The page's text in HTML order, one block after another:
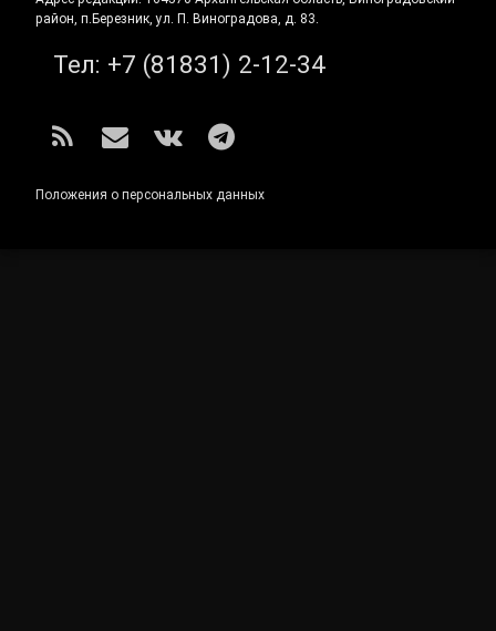
район, п.Березник, ул. П. Виноградова, д. 83.
Тел: +7 (81831) 2-12-34
RSS E-mailВКонтакте
Telegram
Положения о персональных данных